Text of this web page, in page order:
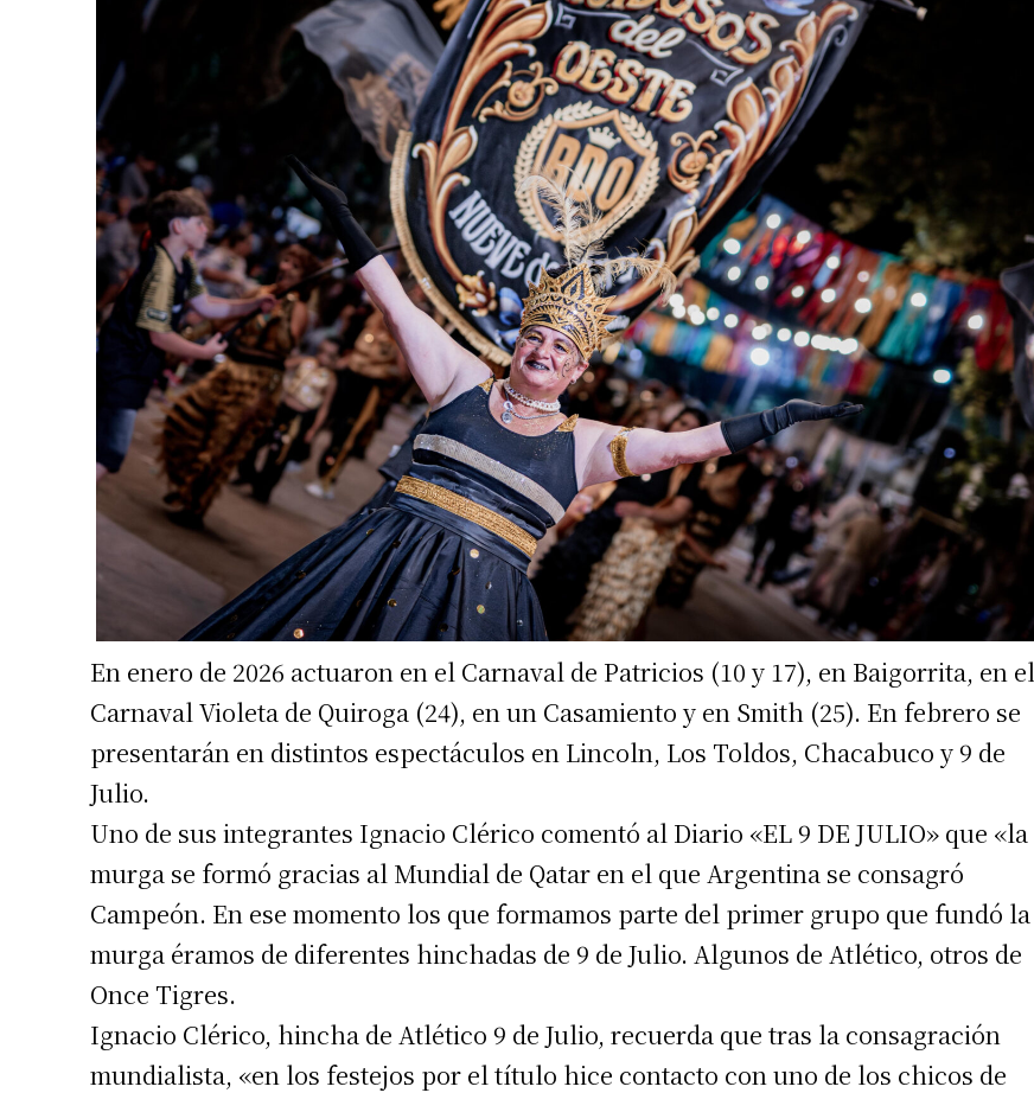
Suscribirme gratis
Apellidos
Número de teléfono
En enero de 2026 actuaron en el Carnaval de Patricios (10 y 17), en Baigorrita, en el
Carnaval Violeta de Quiroga (24), en un Casamiento y en Smith (25). En febrero se
presentarán en distintos espectáculos en Lincoln, Los Toldos, Chacabuco y 9 de
Julio.
Uno de sus integrantes Ignacio Clérico comentó al Diario «EL 9 DE JULIO» que «la
murga se formó gracias al Mundial de Qatar en el que Argentina se consagró
Campeón. En ese momento los que formamos parte del primer grupo que fundó la
murga éramos de diferentes hinchadas de 9 de Julio. Algunos de Atlético, otros de
Once Tigres.
Ignacio Clérico, hincha de Atlético 9 de Julio, recuerda que tras la consagración
mundialista, «en los festejos por el título hice contacto con uno de los chicos de